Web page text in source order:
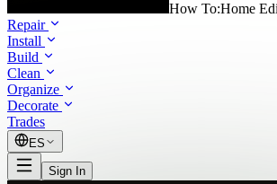
How To:Home
Repair
Install
Build
Clean
Organize
Decorate
Trades
ES
Sign In